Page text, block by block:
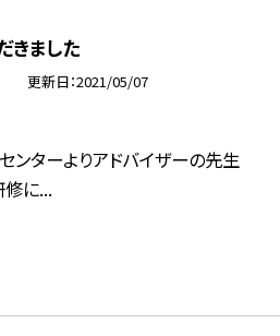
きました
更新日 2021/05/07
ンターよりアドバイザーの先生
修に...